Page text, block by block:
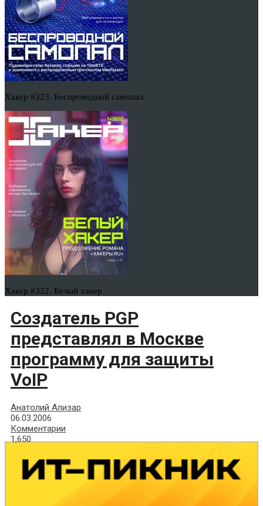
Хакер #323. Беспроводной самопал
Хакер #322. Белый хакер
Создатель PGP
представлял в Москве
программу для защиты
VoIP
Анатолий Ализар
06.03.2006
Комментарии
1,650